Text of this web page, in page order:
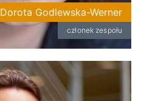
Dorota Godlewska-Werner
członek zespołu